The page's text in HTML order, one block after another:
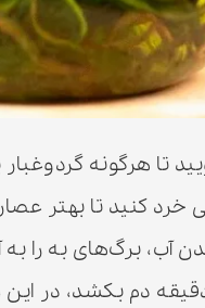
تا هرگونه
خرد کنید تا بهتر
برگ‌های به را به
دمنوش به مدت ۱۵ تا ۲۰